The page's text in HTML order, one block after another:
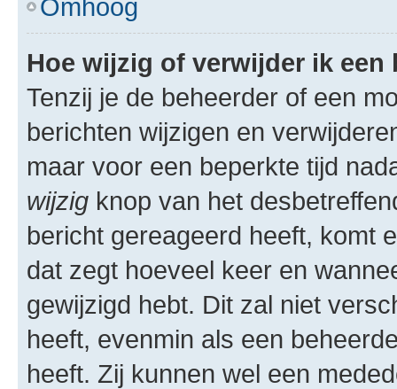
Omhoog
Hoe wijzig of verwijder ik een
Tenzij je de beheerder of een
berichten wijzigen en
maar voor een beperkte tijd
wijzig knop van het
bericht gereageerd heeft, komt
dat zegt hoeveel keer en
gewijzigd hebt. Dit zal niet
heeft, evenmin als een
heeft. Zij kunnen wel een